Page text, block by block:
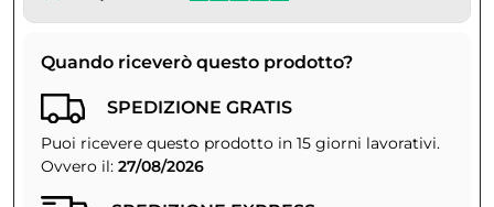
Quando riceverò questo prodotto?
SPEDIZIONE GRATIS
Puoi ricevere questo prodotto in 15 giorni lavorativi.
Ovvero il: 27/08/2026